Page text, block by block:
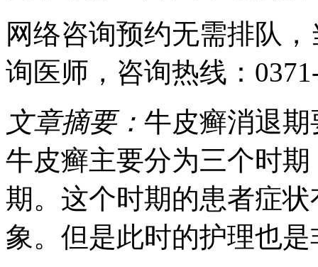
网络咨询预约无需排队
询医师 ，咨询热线：
文章摘要： 牛皮癣消退
牛皮癣主要分为三个时
期。这个时期的患者症
象。但是此时的护理也是